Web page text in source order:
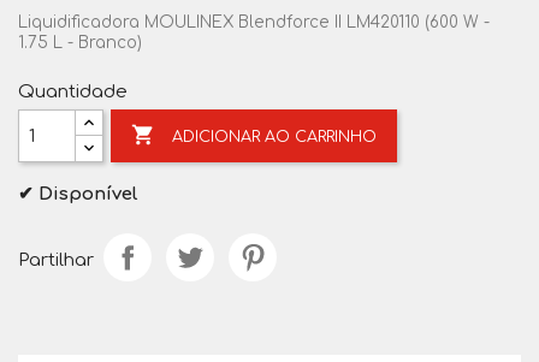
Liquidificadora MOULINEX Blendforce II LM420110 (600 W -
1.75 L - Branco)
Quantidade
 ADICIONAR AO CARRINHO
✔ Disponível
Partilhar